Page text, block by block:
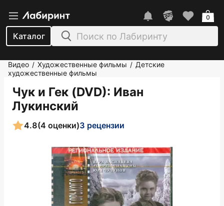
Каталог
0
Видео / Художественные фильмы / Детские
художественные фильмы
Чук и Гек (DVD): Иван
Лукинский
4.8(4 оценки)3 рецензии